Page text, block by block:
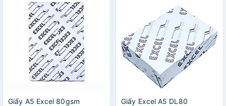
Giấy A5 Excel 80gsm Giấy Excel A5 DL80